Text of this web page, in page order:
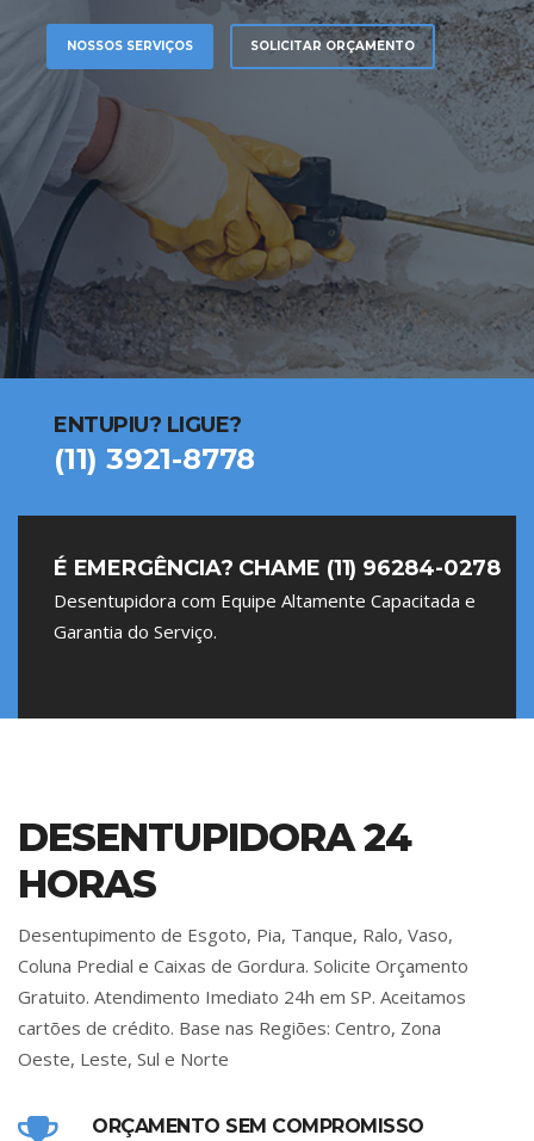
NOSSOS SERVIÇOS SOLICITAR ORÇAMENTO
ENTUPIU? LIGUE?
(11) 3921-8778
É EMERGÊNCIA? CHAME (11) 96284-0278
Desentupidora com Equipe Altamente Capacitada e
Garantia do Serviço.
DESENTUPIDORA 24
HORAS
Desentupimento de Esgoto, Pia, Tanque, Ralo, Vaso,
Coluna Predial e Caixas de Gordura. Solicite Orçamento
Gratuito. Atendimento Imediato 24h em SP. Aceitamos
cartões de crédito. Base nas Regiões: Centro, Zona
Oeste, Leste, Sul e Norte
ORÇAMENTO SEM COMPROMISSO